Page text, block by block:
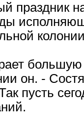
праздник
он. -
пусть